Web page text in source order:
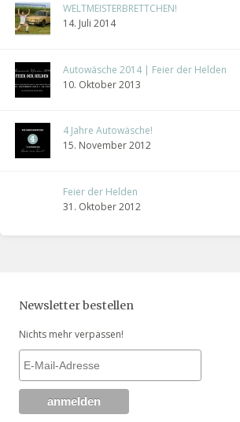
WELTMEISTERBRETTCHEN!
14. Juli 2014
Autowäsche 2014 | Feier der Helden
10. Oktober 2013
4 Jahre Autowäsche!
15. November 2012
Feier der Helden
31. Oktober 2012
Newsletter bestellen
Nichts mehr verpassen!